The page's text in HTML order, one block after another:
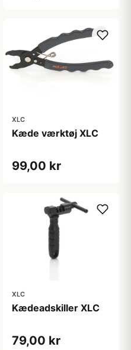
XLC
Kæde værktøj XLC
99,00 kr
XLC
Kædeadskiller XLC
79,00 kr